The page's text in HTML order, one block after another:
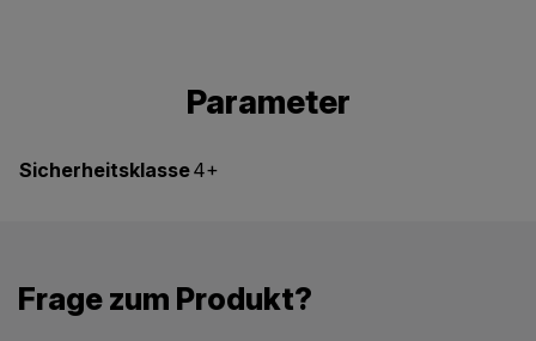
Parameter
Sicherheitsklasse4+
Frage zum Produkt?